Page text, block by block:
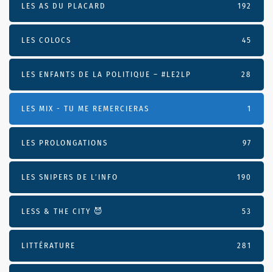
LES AS DU PLACARD 192
LES COLOCS 45
LES ENFANTS DE LA POLITIQUE – #LE2LP 28
LES MIX - TU ME REMERCIERAS 1
LES PROLONGATIONS 97
LES SNIPERS DE L’INFO 190
LESS & THE CITY 😈 53
LITTÉRATURE 281